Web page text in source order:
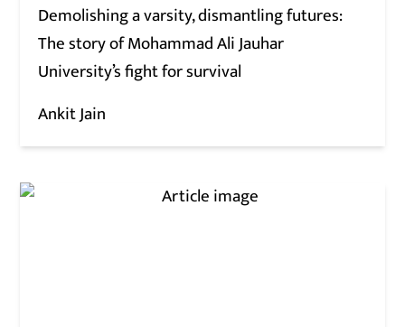
Demolishing a varsity, dismantling futures:
The story of Mohammad Ali Jauhar
University’s fight for survival
Ankit Jain